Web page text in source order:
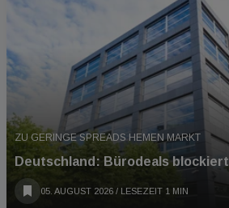
ZU GERINGE SPREADS HEMEN MARKT
Deutschland: Bürodeals blockiert
05. AUGUST 2026 / LESEZEIT 1 MIN